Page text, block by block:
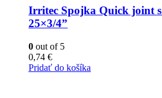
Irritec Spojka Quick joint
25×3/4”
0 out of 5
0,74 €
Pridať do košíka